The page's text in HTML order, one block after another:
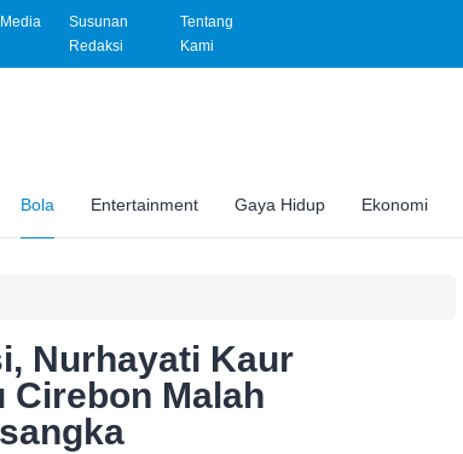
Susunan
Redaksi
Tentang
Kami
Bola Entertainment Gaya Hidup Ekonomi
Nurhayati Kaur
Cirebon Malah